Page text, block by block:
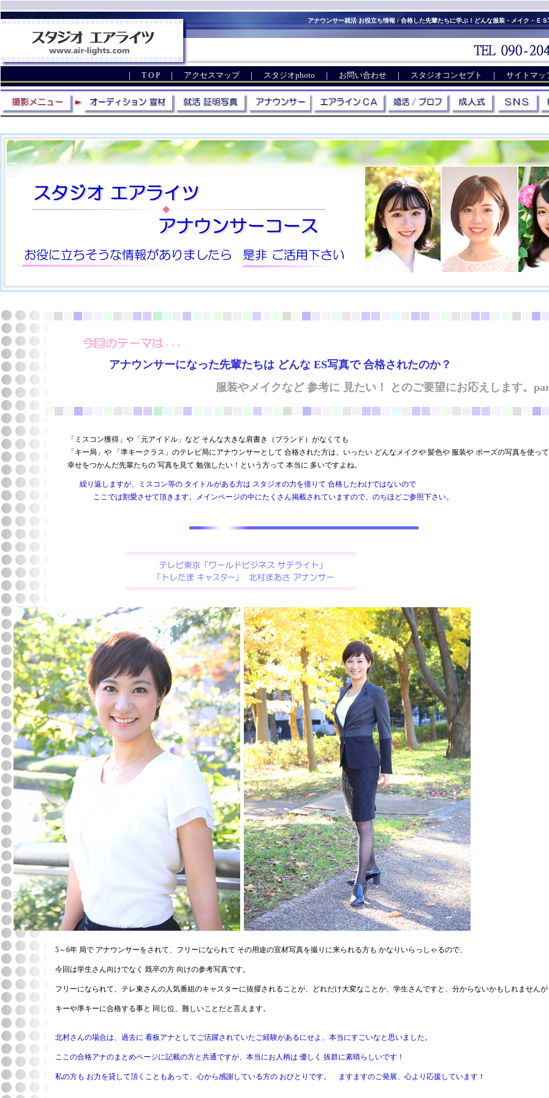
アナウンサー就活 お役立ち情報 / 合格した先輩たちに学ぶ！どんな服装・メイク・Ｅ
｜ T O P ｜ アクセスマップ｜ スタジオphoto ｜ お問い合わせ ｜ スタジオコンセプト ｜ サイトマッ
アナウンサーになった先輩たちは どんな ES写真で 合格されたのか？
服装やメイクなど 参考に 見たい！ とのご要望にお応えします。
5～6年 局で アナウンサーをされて、フリーになられて その用途の宣材写真を撮りに来られる方も かなりいらっしゃるので、
今回は学生さん向けでなく 既卒の方 向けの参考写真です。
フリーになられて、テレ東さんの人気番組のキャスターに抜擢されることが、どれだけ大変なことか、学生さんですと、分からないかもしれませんが
キーや準キーに合格する事と 同じ位、難しいことだと言えます。
北村さんの場合は、過去に 看板アナとしてご活躍されていたご経験があるにせよ、本当にすごいなと思いました。
ここの合格アナのまとめページに記載の方と共通ですが、本当にお人柄は 優しく 抜群に素晴らしいです！
私の方も お力を貸して頂くこともあって、心から感謝している方の おひとりです。 ますますのご発展、心より応援しています ！
「ミスコン獲得」や「元アイドル」など そんな大きな肩書き（ブランド）がなくても
「キー局」や 「準キークラス」のテレビ局にアナウンサーとして 合格された方は、いったい どんなメイクや 髪色や 服装や ポーズの写真を使っ
幸せをつかんだ先輩たちの 写真を見て 勉強したい！という方って 本当に 多いですよね。
繰り返しますが、ミスコン等の タイトルがある方は スタジオの力を借りて 合格したわけではないので
ここでは割愛させて頂きます。メインページの中にたくさん掲載されていますので、のちほどご参照下さい。
新横浜 フォトスタジオ エアライツ スタジオコンセプト
クオリティの高い写真で良心的な価格を実現！エアライツがあなたのご期待に応えます。